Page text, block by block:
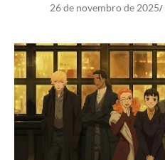
26 de novembro de 2025/